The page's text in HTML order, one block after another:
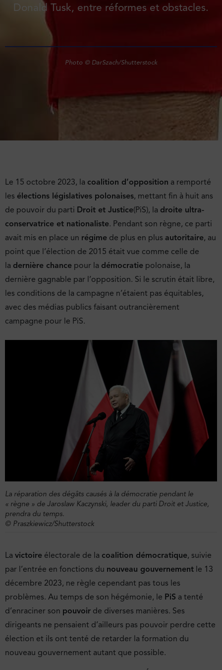
Donald Tusk, entre réformes et obstacles.
Photo © DarSzach/Shutterstock
Le 15 octobre 2023, la coalition d’opposition a remporté
les élections législatives polonaises, mettant fin à huit ans
de pouvoir du parti Droit et Justice(PiS), la droite ultra-
conservatrice et nationaliste. Pendant son règne, ce parti
avait mis en place un régime de plus en plus autoritaire, au
point que l’élection de 2015 était vue comme celle de
la dernière chance pour la démocratie polonaise, la
dernière gagnable par l’opposition. Si le scrutin était libre,
les conditions de la campagne n’étaient pas équitables,
avec des médias publics faisant outrancièrement
campagne pour le PiS.
La réparation des dégâts causés à la démocratie pendant le
« règne » de Jaroslaw Kaczynski, leader du parti Droit et Justice,
prendra du temps.
© Praszkiewicz/Shutterstock
La victoire électorale de la coalition démocratique, suivie
par l’entrée en fonctions du nouveau gouvernement le 13
décembre 2023, ne règle cependant pas tous les
problèmes. Au temps de son hégémonie, le PiS a tenté
d’enraciner son pouvoir de diverses manières. Ses
dirigeants ne pensaient d’ailleurs pas pouvoir perdre cette
élection et ils ont tenté de retarder la formation du
nouveau gouvernement autant que possible.